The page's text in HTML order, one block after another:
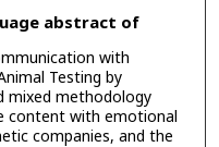
abstract of
with
Testing by
mixed methodology
content with emotional
companies, and the